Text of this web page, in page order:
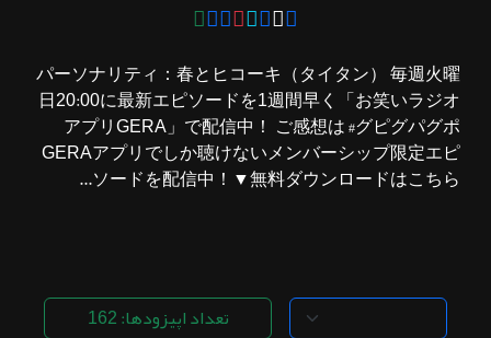
パーソナリティ：春とヒコーキ（タイタン） 毎週火曜
日20:00に最新エピソードを1週間早く「お笑いラジオ
アプリGERA」で配信中！ ご感想は #グピグパグポ
GERAアプリでしか聴けないメンバーシップ限定エピ
ソードを配信中！▼無料ダウンロードはこちら...
تعداد اپیزودها: 162